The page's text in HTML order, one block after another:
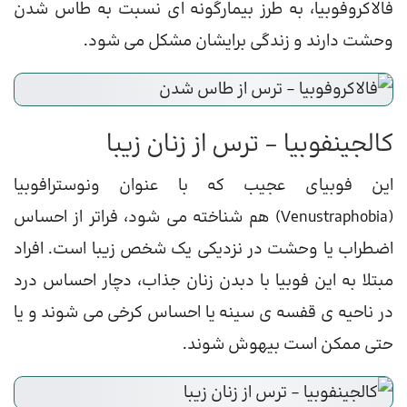
فالاکروفوبیا، به طرز بیمارگونه ای نسبت به طاس شدن
وحشت دارند و زندگی برایشان مشکل می شود.
کالجینفوبیا – ترس از زنان زیبا
این فوبیای عجیب که با عنوان ونوسترافوبیا
(Venustraphobia) هم شناخته می شود، فراتر از احساس
اضطراب یا وحشت در نزدیکی یک شخص زیبا است. افراد
مبتلا به این فوبیا با دبدن زنان جذاب، دچار احساس درد
در ناحیه ی قفسه ی سینه یا احساس کرخی می شوند و یا
حتی ممکن است بیهوش شوند.